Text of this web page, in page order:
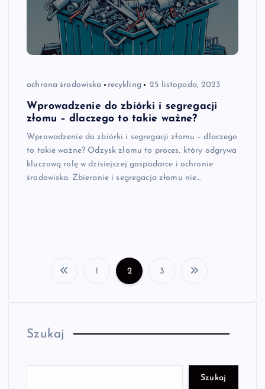
ochrona środowiska recykling 25 listopada, 2023
Wprowadzenie do zbiórki i segregacji
złomu – dlaczego to takie ważne?
Wprowadzenie do zbiórki i segregacji złomu – dlaczego
to takie ważne? Odzysk złomu to proces, który odgrywa
kluczową rolę w dzisiejszej gospodarce i ochronie
środowiska. Zbieranie i segregacja złomu nie…
S
r
1 2 3
Szukaj
Szukaj